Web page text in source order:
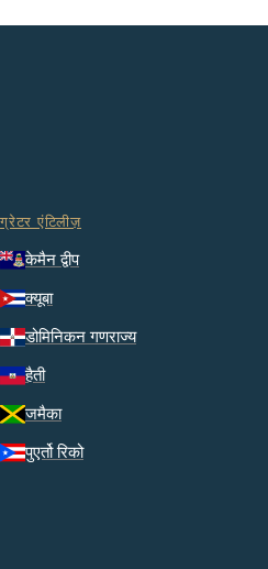
ग्रेटर एंटिलीज़
केमैन द्वीप
क्यूबा
डोमिनिकन गणराज्य
हैती
जमैका
पुएर्तो रिको